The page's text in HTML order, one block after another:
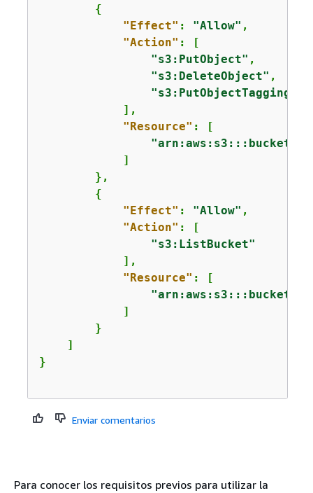
{
"Effect" : "Allow" ,
"Action" : [
"s3:PutObject" ,
"s3:DeleteObject" ,
"s3:PutObjectTagging"
            ],
"Resource" : [
            ]
        },
{
"Effect" : "Allow" ,
"Action" : [
"s3:ListBucket"
            ],
"Resource" : [
            ]
        }
    ]
Enviar comentarios
Para conocer los requisitos previos para utilizar la